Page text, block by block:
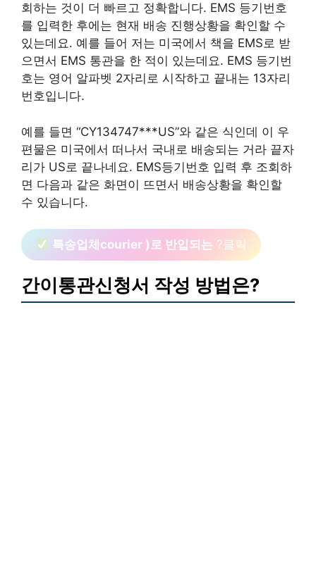
회하는 것이 더 빠르고 정확합니다. EMS 등기번호
를 입력한 후에는 현재 배송 진행상황을 확인할 수
있는데요. 예를 들어 저는 미국에서 책을 EMS로 받
으면서 EMS 통관을 한 적이 있는데요. EMS 등기번
호는 영어 알파벳 2자리로 시작하고 끝내는 13자리
번호입니다.
예를 들면 “CY134747***US”와 같은 식인데 이 우
편물은 미국에서 떠나서 국내로 배송되는 거라 끝자
리가 US로 끝나네요. EMS등기번호 입력 후 조회하
면 다음과 같은 화면이 뜨면서 배송상황을 확인할
수 있습니다.
특송업체courier )로 반입되는 ?클릭
간이통관신청서 작성 방법은?